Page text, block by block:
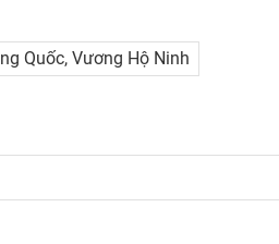
Quốc, Vương Hộ Ninh